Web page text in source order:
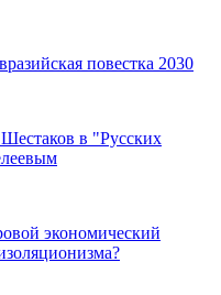
повестка 2030
в "Русских
экономический